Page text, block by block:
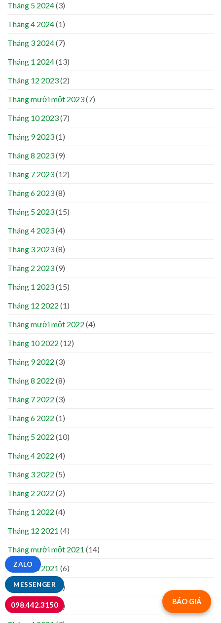
Tháng 5 2024(3)
Tháng 4 2024(1)
Tháng 3 2024(7)
Tháng 1 2024(13)
Tháng 12 2023(2)
Tháng mười một 2023(7)
Tháng 10 2023(7)
Tháng 9 2023(1)
Tháng 8 2023(9)
Tháng 7 2023(12)
Tháng 6 2023(8)
Tháng 5 2023(15)
Tháng 4 2023(4)
Tháng 3 2023(8)
Tháng 2 2023(9)
Tháng 1 2023(15)
Tháng 12 2022 (1)
Tháng mười một 2022 (4)
Tháng 10 2022 (12)
Tháng 9 2022 (3)
Tháng 8 2022 (8)
Tháng 7 2022 (3)
Tháng 6 2022 (1)
Tháng 5 2022 (10)
Tháng 4 2022 (4)
Tháng 3 2022 (5)
Tháng 2 2022 (2)
Tháng 1 2022 (4)
Tháng 12 2021 (4)
Tháng mười một 2021 (14)
Tháng 10 2021 (6)
Tháng 7 2021(5)
Tháng 5 2021(5)
BÁO GIÁ
MESSENGER
ZALO
098.442.3150